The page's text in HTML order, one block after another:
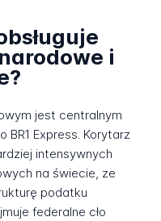
i
jest centralnym
Express. Korytarz
intensywnych
na świecie, ze
podatku
federalne cło